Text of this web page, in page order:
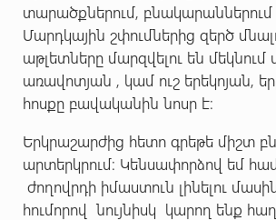
տարածքներում, բնակարաններում
Մարդկային շփումներից զերծ
աթլետները մարզվելու են մեկնում
առավոտյան , կամ ուշ երեկոյան,
հոսքը բավականին նոսր է։
Երկրաշարժից հետո գրեթե միշտ
արտերկրում։ Կենսափորձով եմ
ժողովրդի իմաստուն լինելու
հումորով նույնիսկ կարող ենք